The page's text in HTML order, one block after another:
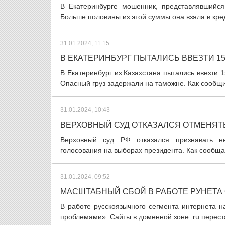
В Екатеринбурге мошенник,
Больше половины из этой суммы она взяла в
31.01.2024, 11:15
В ЕКАТЕРИНБУРГ ПЫТАЛИСЬ ВВЕЗТИ
В Екатеринбург из Казахстана пытались
Опасный груз задержали на таможне. Как
31.01.2024, 10:43
ВЕРХОВНЫЙ СУД ОТКАЗАЛСЯ
Верховный суд РФ отказался признавать
голосования на выборах президента. Как
31.01.2024, 09:52
МАСШТАБНЫЙ СБОЙ В РАБОТЕ
В работе русскоязычного сегмента
проблемами». Сайты в доменной зоне .ru